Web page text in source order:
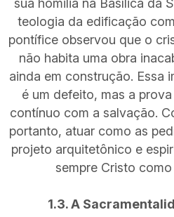
sua homilia na Basílica da
teologia da edificação
pontífice observou que o
não habita uma obra
ainda em construção. Essa
é um defeito, mas a
contínuo com a salvação.
portanto, atuar como as
projeto arquitetônico e
sempre Cristo
1.3. A